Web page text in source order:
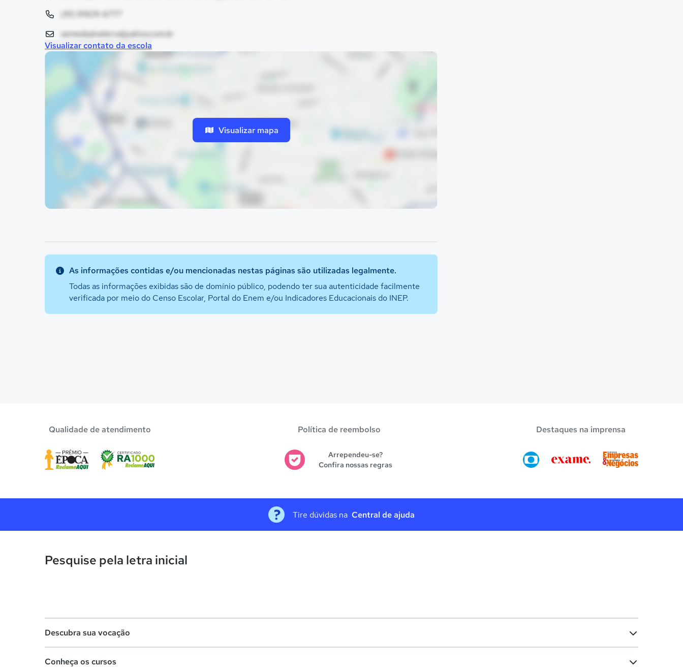
(91) 91929-6777
semedsalvaterra@yahoo.com.br
Visualizar contato da escola
Visualizar mapa
As informações contidas e/ou mencionadas nestas páginas são utilizadas legalmente.
Todas as informações exibidas são de domínio público, podendo ter sua autenticidade facilmente
verificada por meio do Censo Escolar, Portal do Enem e/ou Indicadores Educacionais do INEP.
Qualidade de atendimento Política de reembolso
Arrependeu-se?
Confira nossas regras
Destaques na imprensa
Tire dúvidas na Central de ajuda
Pesquise pela letra inicial
Descubra sua vocação
Conheça os cursos